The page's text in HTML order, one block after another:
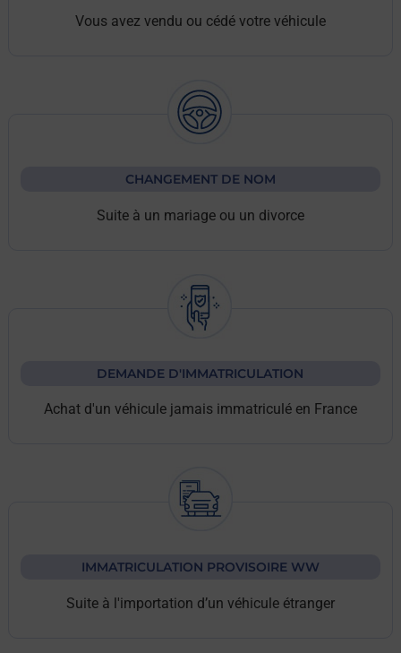
Vous avez vendu ou cédé votre véhicule
CHANGEMENT DE NOM
Suite à un mariage ou un divorce
DEMANDE D'IMMATRICULATION
Achat d'un véhicule jamais immatriculé en France
IMMATRICULATION PROVISOIRE WW
Suite à l'importation d’un véhicule étranger